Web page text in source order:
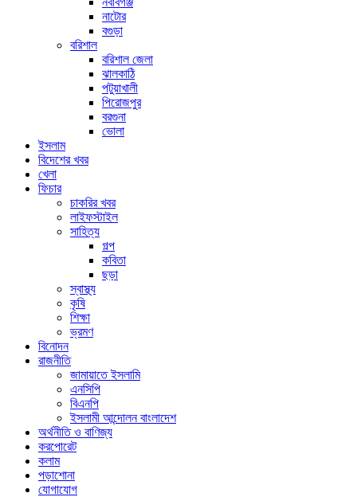
নাটোর
বগুড়া
বরিশাল
বরিশাল জেলা
ঝালকাঠি
পটুয়াখালী
পিরোজপুর
বরগুনা
ভোলা
ইসলাম
বিদেশের খবর
খেলা
ফিচার
চাকরির খবর
লাইফস্টাইল
সাহিত্য
গল্প
কবিতা
ছড়া
স্বাস্থ্য
কৃষি
শিক্ষা
ভ্রমণ
বিনোদন
রাজনীতি
জামায়াতে ইসলামি
এনসিপি
বিএনপি
ইসলামী আন্দোলন বাংলাদেশ
অর্থনীতি ও বাণিজ্য
করপোরেট
কলাম
পড়াশোনা
যোগাযোগ